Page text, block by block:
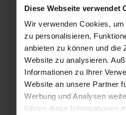
Diese Webseite verwendet
Wir verwenden Cookies,
zu personalisieren,
anbieten zu können und die
Website zu analysieren.
Informationen zu Ihrer
Website an unsere Partner
Werbung und Analysen
führen diese Informationen
Fr,
11.09.2026
16:00
Fr,